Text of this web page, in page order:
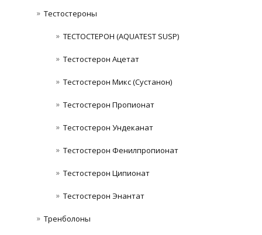
Тестостероны
ТЕСТОСТЕРОН (AQUATEST SUSP)
Тестостерон Ацетат
Тестостерон Микс (Сустанон)
Тестостерон Пропионат
Тестостерон Ундеканат
Тестостерон Фенилпропионат
Тестостерон Ципионат
Тестостерон Энантат
Тренболоны